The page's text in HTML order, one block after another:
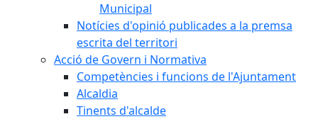
Municipal
Notícies d'opinió publicades a la premsa
escrita del territori
Acció de Govern i Normativa
Competències i funcions de l'Ajuntament
Alcaldia
Tinents d'alcalde